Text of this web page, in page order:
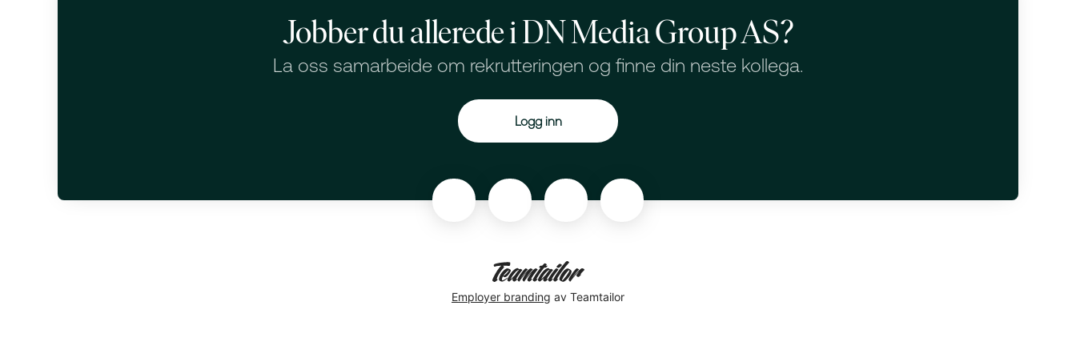
Jobber du allerede i DN Media Group AS?
La oss samarbeide om rekrutteringen og finne din neste kollega.
Logg inn
Employer branding av Teamtailor